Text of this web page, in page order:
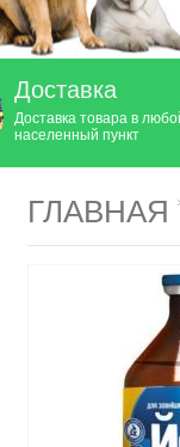
Доставка
Доставка товара в
населенный пункт
ГЛАВНАЯ